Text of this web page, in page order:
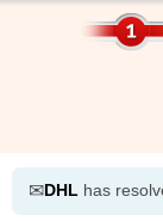
✉DHL has